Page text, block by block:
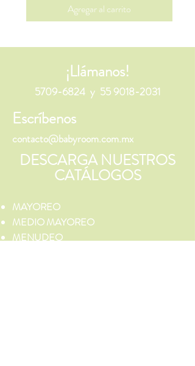
Agregar al carrito
¡Llámanos!
5709-6824 y 55 9018-2031
Escríbenos
contacto@babyroom.com.mx
DESCARGA NUESTROS
CATÁLOGOS
MAYOREO
MEDIO MAYOREO
MENUDEO